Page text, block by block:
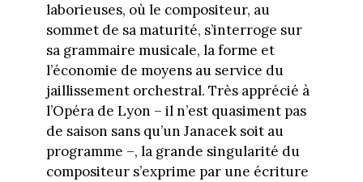
laborieuses, où le compositeur, au
sommet de sa maturité, s’interroge sur
sa grammaire musicale, la forme et
l’économie de moyens au service du
jaillissement orchestral. Très apprécié à
l’Opéra de Lyon – il n’est quasiment pas
de saison sans qu’un Janacek soit au
programme –, la grande singularité du
compositeur s’exprime par une écriture